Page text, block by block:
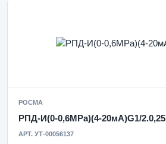
РОСМА
РПД-И(0-0,6MPa)(4-20мА)G1/2.0,25
АРТ. УТ-00056137